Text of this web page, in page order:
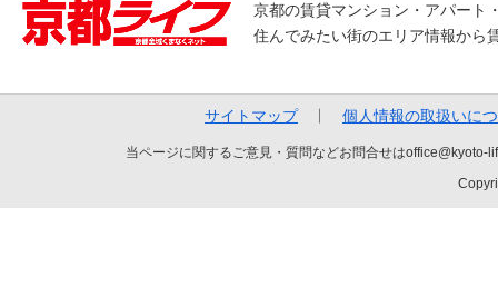
京都の賃貸マンション・アパート
住んでみたい街のエリア情報から
サイトマップ 個人情報の取扱いに
当ページに関するご意見・質問などお問合せは